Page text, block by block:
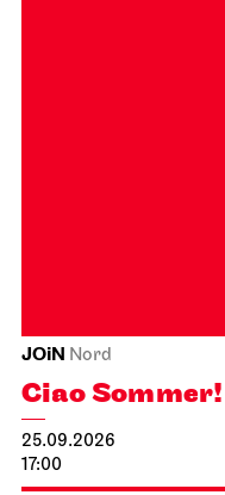
JOiN Nord
Ciao Sommer!
25.09.2026
17:00